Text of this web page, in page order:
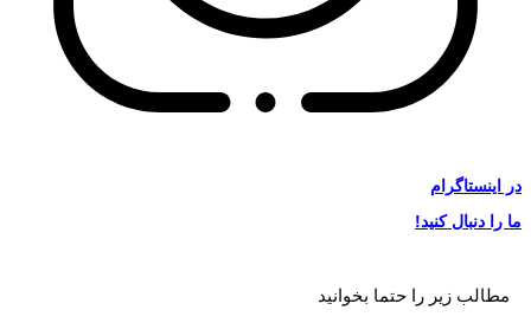
در اینستاگرام
ما را دنبال کنید!
مطالب زیر را حتما بخوانید